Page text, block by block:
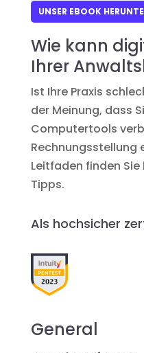
UNSER EBOOK
Wie kann
Ihrer
Ist Ihre Praxis
der Meinung, dass
Computertools
Rechnungsstellung
Leitfaden finden
Tipps.
Als hochsicher
General